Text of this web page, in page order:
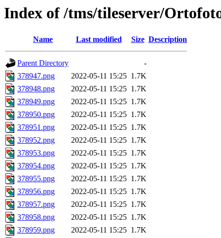
Index of /tms/tileserver/
Name Last modified Size Description
Parent Directory
-
378947.png
2022-05-11 15:25 1.7K
378948.png
2022-05-11 15:25 1.7K
378949.png
2022-05-11 15:25 1.7K
378950.png
2022-05-11 15:25 1.7K
378951.png
2022-05-11 15:25 1.7K
378952.png
2022-05-11 15:25 1.7K
378953.png
2022-05-11 15:25 1.7K
378954.png
2022-05-11 15:25 1.7K
378955.png
2022-05-11 15:25 1.7K
378956.png
2022-05-11 15:25 1.7K
378957.png
2022-05-11 15:25 1.7K
378958.png
2022-05-11 15:25 1.7K
378959.png
2022-05-11 15:25 1.7K